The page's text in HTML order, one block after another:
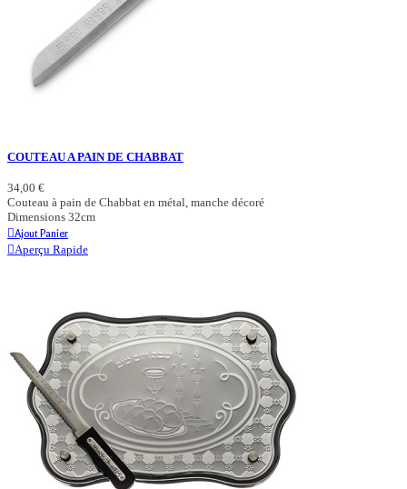
COUTEAU A PAIN DE CHABBAT
34,00 €
Couteau à pain de Chabbat en métal, manche décoré
Dimensions 32cm
Ajout Panier
Aperçu Rapide